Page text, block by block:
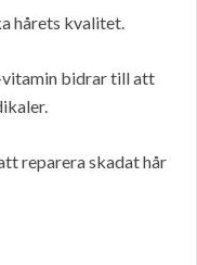
hårets kvalitet.
vitamin bidrar till att
reparera skadat hår